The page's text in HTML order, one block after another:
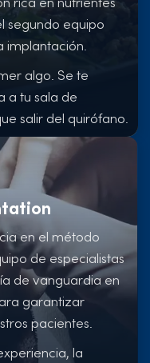
segundo equipo
implantación.
algo. Se te
a tu sala de
salir del quirófano.
en el método
de especialistas
de vanguardia en
garantizar
pacientes.
la